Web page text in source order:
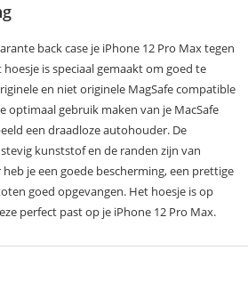
back case je iPhone 12 Pro Max tegen
is speciaal gemaakt om goed te
en niet originele MagSafe compatible
optimaal gebruik maken van je MacSafe
een draadloze autohouder. De
kunststof en de randen zijn van
je een goede bescherming, een prettige
goed opgevangen. Het hoesje is op
perfect past op je iPhone 12 Pro Max.